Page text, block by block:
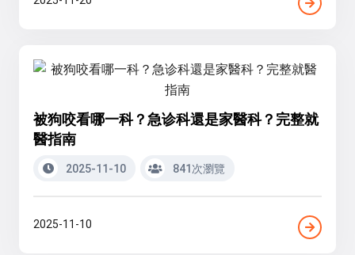
被狗咬看哪一科？急诊科還是家醫科？完整就
醫指南
2025-11-10 841次瀏覽
2025-11-10